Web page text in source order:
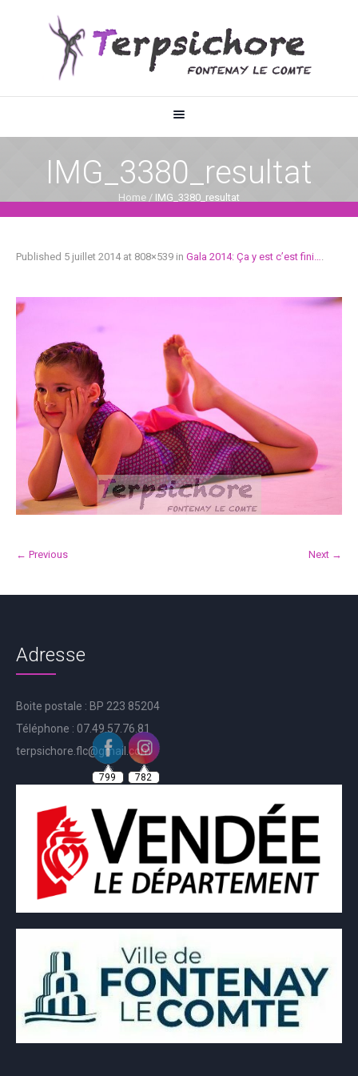
IMG_3380_resultat
Home / IMG_3380_resultat
Published 5 juillet 2014at 808×539 in Gala 2014: Ça y est c’est fini….
← Previous Next →
Adresse
Boite postale : BP 223 85204
Téléphone : 07.49.57.76.81
terpsichore.flc@gmail.com
799 782